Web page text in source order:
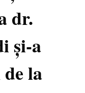
dr.
și-a
la